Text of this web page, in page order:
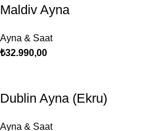
Maldiv Ayna
Ayna & Saat
₺32.990,00
Dublin Ayna (Ekru)
Ayna & Saat